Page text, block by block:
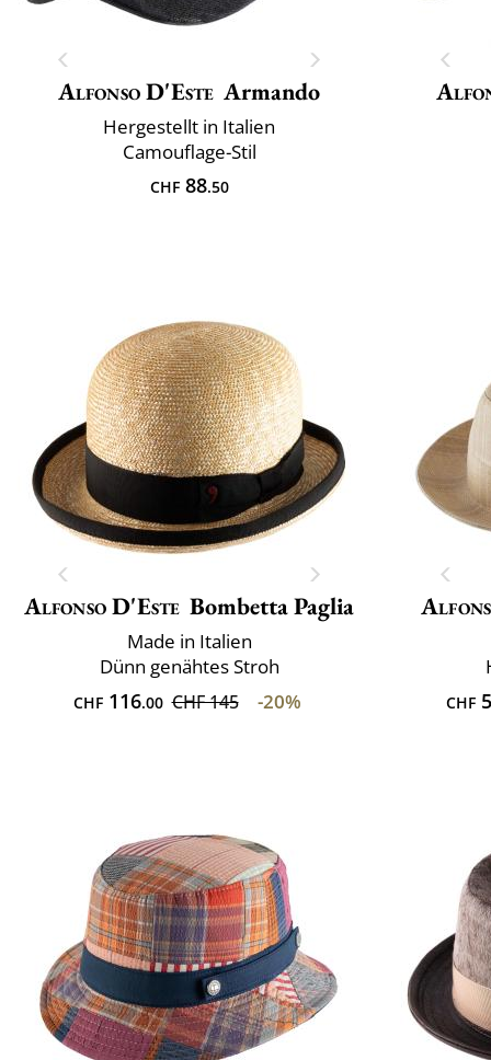
Alfonso D'Este Armando
Hergestellt in Italien
Camouflage-Stil
CHF88.50
Alfonso D'Este Bombetta Paglia
Made in Italien
Dünn genähtes Stroh
CHF116.00 CHF 145 -20% CHF